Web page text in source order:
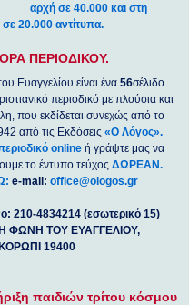
αρχή σε 40.000 και στη
σε 20.000 αντίτυπα.
ΠΕΡΙΟΔΙΚΟΥ.
Ευαγγελίου είναι ένα56σέλιδο
περιοδικό με πλούσια και
που εκδίδεται συνεχώς από το
από τις Εκδόσεις«Ο Λόγος».
online ή γράψτε μας να
το έντυπο τεύχοςΔΩΡΕΑΝ.
e-mail:office@ologos.gr
210-4834214 (εσωτερικό 15)
ΦΩΝΗ ΤΟΥ ΕΥΑΓΓΕΛΙΟΥ,
19400
παιδιών τρίτου κόσμου